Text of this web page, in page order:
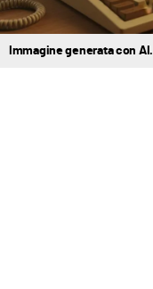
Immagine generata con AI.